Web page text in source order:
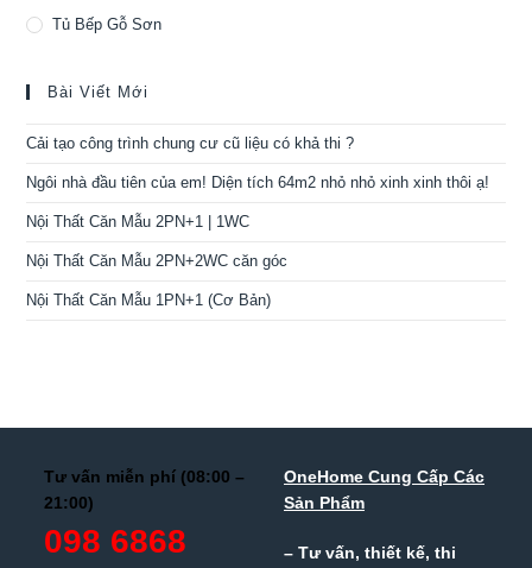
Tủ Bếp Gỗ Sơn
Bài Viết Mới
Cải tạo công trình chung cư cũ liệu có khả thi ?
Ngôi nhà đầu tiên của em! Diện tích 64m2 nhỏ nhỏ xinh xinh thôi ạ!
Nội Thất Căn Mẫu 2PN+1 | 1WC
Nội Thất Căn Mẫu 2PN+2WC căn góc
Nội Thất Căn Mẫu 1PN+1 (Cơ Bản)
Tư vấn miễn phí (08:00 –
21:00)
098 6868
OneHome Cung Cấp Các
Sản Phẩm
– Tư vấn, thiết kế, thi